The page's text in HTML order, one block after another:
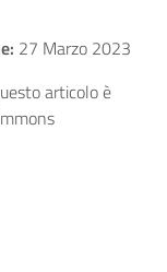
27 Marzo 2023
articolo è